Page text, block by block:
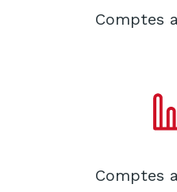
Comptes
Comptes